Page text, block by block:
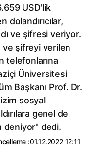
USD'lik
dolandırıcılar,
ve şifresi veriyor.
ve şifreyi verilen
telefonlarına
Üniversitesi
Başkanı Prof. Dr.
sosyal
genel de
deniyor" dedi.
:01.12.2022 12:11